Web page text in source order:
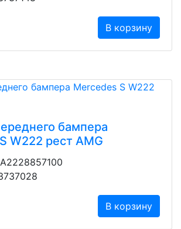
В корзину
бампера
W222 рест AMG
В корзину